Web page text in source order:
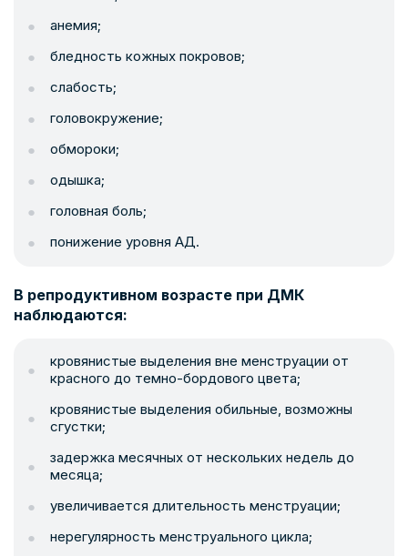
анемия;
бледность кожных покровов;
слабость;
головокружение;
обмороки;
одышка;
головная боль;
понижение уровня АД.
В репродуктивном возрасте при ДМК
наблюдаются:
кровянистые выделения вне менструации от
красного до темно-бордового цвета;
кровянистые выделения обильные, возможны
сгустки;
задержка месячных от нескольких недель до
месяца;
увеличивается длительность менструации;
нерегулярность менструального цикла;